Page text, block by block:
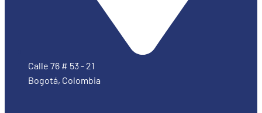
Calle 76 # 53 - 21
Bogotá, Colombia